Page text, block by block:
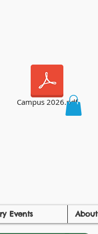
Campus 2026.pdf
Events About